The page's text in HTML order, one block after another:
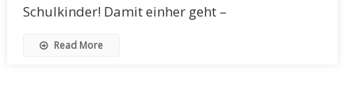
Schulkinder! Damit einher geht –
Read More